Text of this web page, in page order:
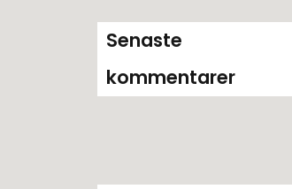
Senaste
kommentarer